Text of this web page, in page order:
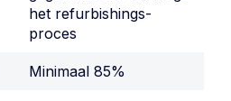
het refurbishings-
proces
Minimaal 85%